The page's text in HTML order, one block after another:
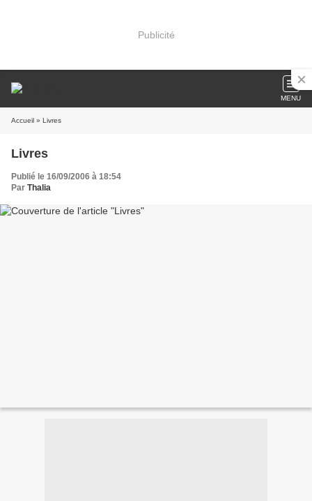
Publicité
MENU
Accueil » Livres
Livres
Publié le 16/09/2006 à 18:54
Par Thalia